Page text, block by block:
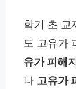
학기 초 교
도 고유가
유가 피해
나 고유가